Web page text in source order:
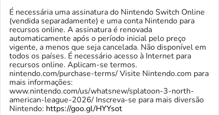
É necessária uma assinatura do Nintendo Switch Online
(vendida separadamente) e uma conta Nintendo para
recursos online. A assinatura é renovada
automaticamente após o período inicial pelo preço
vigente, a menos que seja cancelada. Não disponível em
todos os países. É necessário acesso à Internet para
recursos online. Aplicam-se termos.
nintendo.com/purchase-terms/ Visite Nintendo.com para
mais informações:
www.nintendo.com/us/whatsnew/splatoon-3-north-
american-league-2026/ Inscreva-se para mais diversão
Nintendo: https://goo.gl/HYYsot